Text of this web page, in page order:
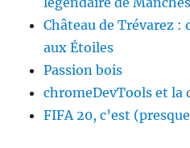
Château de Trévarez :
aux Étoiles
Passion bois
chromeDevTools et la
FIFA 20, c’est